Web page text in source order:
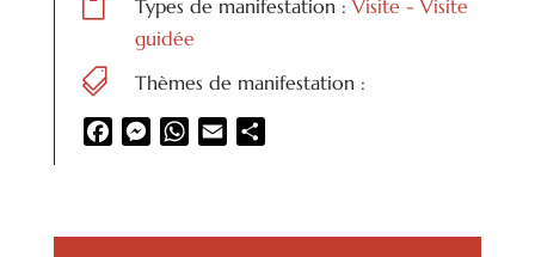
Types de manifestation : Visite - Visite
guidée
 Thèmes de manifestation :
FacebookMessenger
WhatsApp
Email